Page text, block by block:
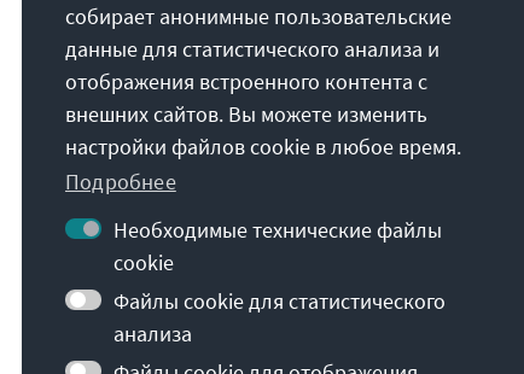
Die Konrad-Adenauer-Stiftung setzt sich
Bildung für Frieden, Freiheit und
Gerechtigkeit ein. Wir fördern und bewahren
freiheitliche Demokratie, die Soziale
Marktwirtschaft und die Entwicklung und
Festigung des Wertekonsenses.
Наша миссия
собирает анонимные пользовательские
данные для статистического анализа и
отображения встроенного контента с
внешних сайтов. Вы можете изменить
настройки файлов cookie в любое время.
Подробнее
Необходимые технические файлы
cookie
Файлы cookie для статистического
анализа